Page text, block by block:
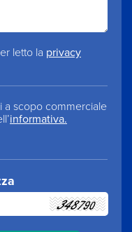
letto la privacy
a scopo commerciale
informativa.